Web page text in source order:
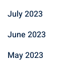
July 2023
June 2023
May 2023